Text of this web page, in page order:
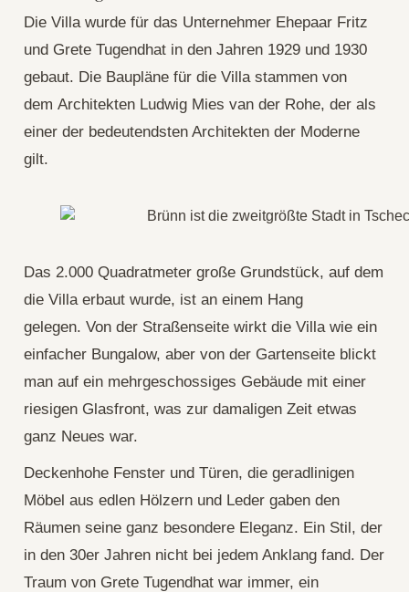
Die Villa wurde für das Unternehmer Ehepaar Fritz
und Grete Tugendhat in den Jahren 1929 und 1930
gebaut. Die Baupläne für die Villa stammen von
dem Architekten Ludwig Mies van der Rohe, der als
einer der bedeutendsten Architekten der Moderne
gilt.
Das 2.000 Quadratmeter große Grundstück, auf dem
die Villa erbaut wurde, ist an einem Hang
gelegen. Von der Straßenseite wirkt die Villa wie ein
einfacher Bungalow, aber von der Gartenseite blickt
man auf ein mehrgeschossiges Gebäude mit einer
riesigen Glasfront, was zur damaligen Zeit etwas
ganz Neues war.
Deckenhohe Fenster und Türen, die geradlinigen
Möbel aus edlen Hölzern und Leder gaben den
Räumen seine ganz besondere Eleganz. Ein Stil, der
in den 30er Jahren nicht bei jedem Anklang fand. Der
Traum von Grete Tugendhat war immer, ein